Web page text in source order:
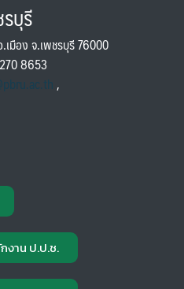
บุรี
มือง จ.เพชรบุรี 76000
8653
,
งาน ป.ป.ช.